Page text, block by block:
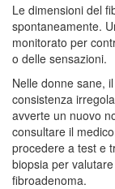
Le dimensioni del
spontaneamente.
monitorato per
o delle sensazioni.
Nelle donne sane,
consistenza
avverte un nuovo
consultare il
procedere a test e
biopsia per
fibroadenoma.